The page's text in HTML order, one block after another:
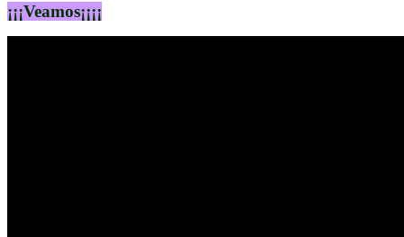
¡¡¡Veamos¡¡¡¡